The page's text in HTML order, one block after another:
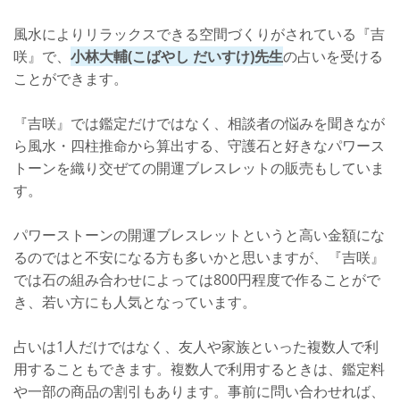
風水によりリラックスできる空間づくりがされている『吉
咲』で、 小林大輔(こばやし だいすけ)先生の占いを受ける
ことができます。
『吉咲』では鑑定だけではなく、相談者の悩みを聞きなが
ら風水・四柱推命から算出する、守護石と好きなパワース
トーンを織り交ぜての開運ブレスレットの販売もしていま
す。
パワーストーンの開運ブレスレットというと高い金額にな
るのではと不安になる方も多いかと思いますが、『吉咲』
では石の組み合わせによっては800円程度で作ることがで
き、若い方にも人気となっています。
占いは1人だけではなく、友人や家族といった複数人で利
用することもできます。複数人で利用するときは、鑑定料
や一部の商品の割引もあります。事前に問い合わせれば、